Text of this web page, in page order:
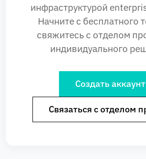
инфраструктурой
Начните с бесплатного
свяжитесь с отделом
индивидуального
Создать аккаунт
Связаться с отделом